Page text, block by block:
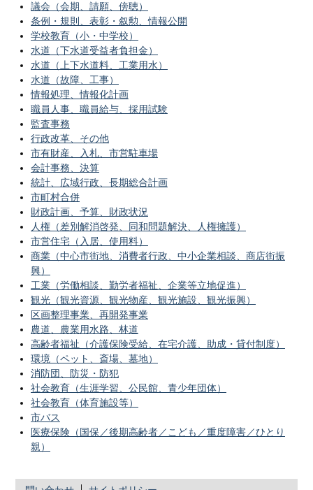
議会（会期、請願、傍聴）
条例・規則、表彰・叙勲、情報公開
学校教育（小・中学校）
水道（下水道受益者負担金）
水道（上下水道料、工業用水）
水道（故障、工事）
情報処理、情報化計画
職員人事、職員給与、採用試験
監査事務
行政改革、その他
市有財産、入札、市営駐車場
会計事務、決算
統計、広域行政、長期総合計画
市町村合併
財政計画、予算、財政状況
人権（差別解消啓発、同和問題解決、人権擁護）
市営住宅（入居、使用料）
商業（中心市街地、消費者行政、中小企業相談、商店街振
興）
工業（労働相談、勤労者福祉、企業等立地促進）
観光（観光資源、観光物産、観光施設、観光振興）
区画整理事業、再開発事業
農道、農業用水路、林道
高齢者福祉（介護保険受給、在宅介護、助成・貸付制度）
環境（ペット、斎場、墓地）
消防団、防災・防犯
社会教育（生涯学習、公民館、青少年団体）
社会教育（体育施設等）
市バス
医療保険（国保／後期高齢者／こども／重度障害／ひとり
親）